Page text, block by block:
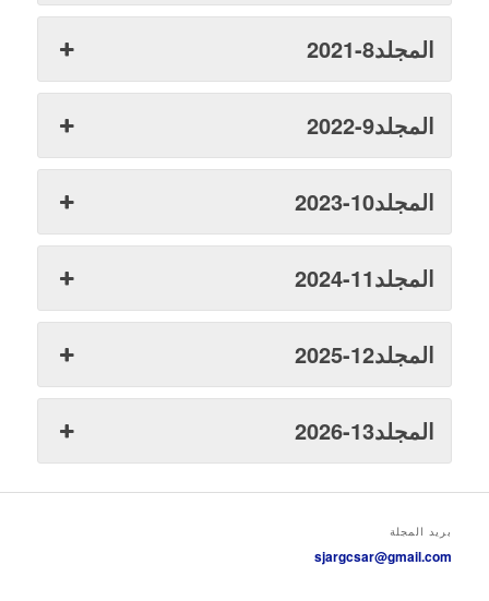
المجلد8-2021
المجلد9-2022
المجلد10-2023
المجلد11-2024
المجلد12-2025
المجلد13-2026
بريد المجلة
sjargcsar@gmail.com